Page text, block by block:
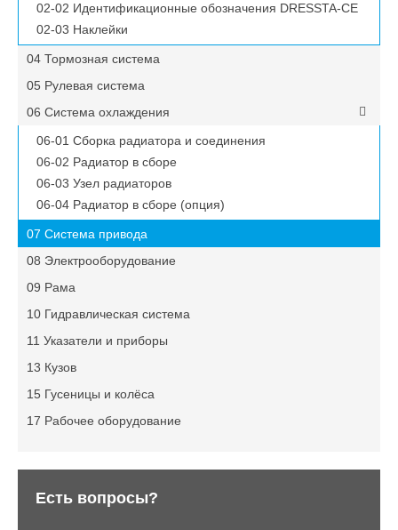
02-02 Идентификационные обозначения DRESSTA-CE
02-03 Наклейки
04 Тормозная система
05 Рулевая система
06 Система охлаждения
06-01 Сборка радиатора и соединения
06-02 Радиатор в сборе
06-03 Узел радиаторов
06-04 Радиатор в сборе (опция)
07 Система привода
08 Электрооборудование
09 Рама
10 Гидравлическая система
11 Указатели и приборы
13 Кузов
15 Гусеницы и колёса
17 Рабочее оборудование
Есть вопросы?